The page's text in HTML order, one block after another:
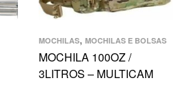
MOCHILAS, MOCHILAS E BOLSAS
MOCHILA 100OZ /
3LITROS – MULTICAM